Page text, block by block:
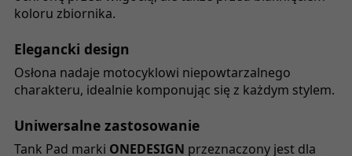
koloru zbiornika.
Elegancki design
Osłona nadaje motocyklowi niepowtarzalnego
charakteru, idealnie komponując się z każdym stylem.
Uniwersalne zastosowanie
Tank Pad marki ONEDESIGN przeznaczony jest dla